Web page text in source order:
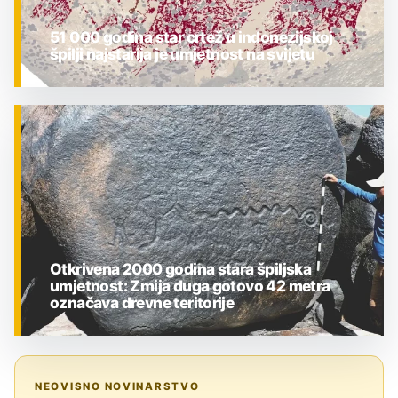
ZNANOST
51 000 godina star crtež u indonezijskoj
špilji najstarija je umjetnost na svijetu
Otkrivena 2000 godina stara špiljska
umjetnost: Zmija duga gotovo 42 metra
označava drevne teritorije
NEOVISNO NOVINARSTVO